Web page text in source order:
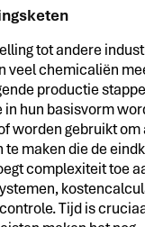
tot andere
veel chemicaliën
productie
in hun basisvorm
worden gebruikt om
te maken die de
complexiteit toe
Tijd is